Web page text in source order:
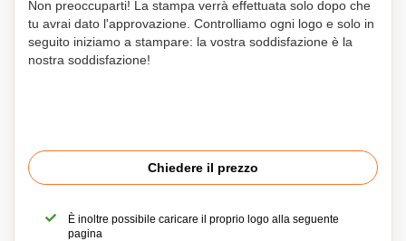
Non preoccuparti! La stampa verrà effettuata solo dopo che
tu avrai dato l'approvazione. Controlliamo ogni logo e solo in
seguito iniziamo a stampare: la vostra soddisfazione è la
nostra soddisfazione!
Chiedere il prezzo
È inoltre possibile caricare il proprio logo alla seguente
pagina